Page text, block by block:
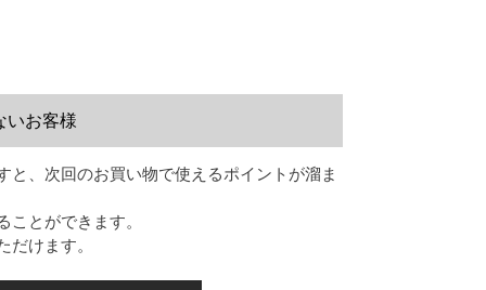
いお客様
と、次回のお買い物で使えるポイントが溜ま
ことができます。
だけます。